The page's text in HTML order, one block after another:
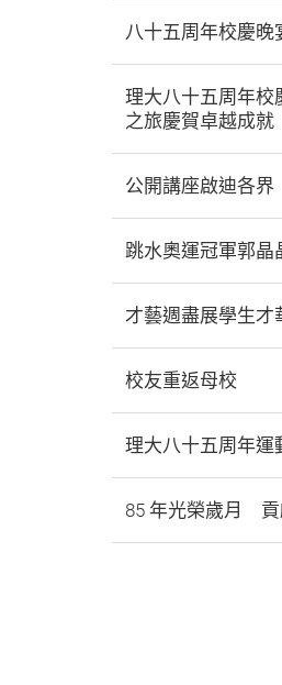
八十五周年校慶晚
理大八十五周年
之旅慶賀卓越成就
公開講座啟迪各界
跳水奧運冠軍郭晶
才藝週盡展學生才
校友重返母校
理大八十五周年運
85 年光榮歲月 貢